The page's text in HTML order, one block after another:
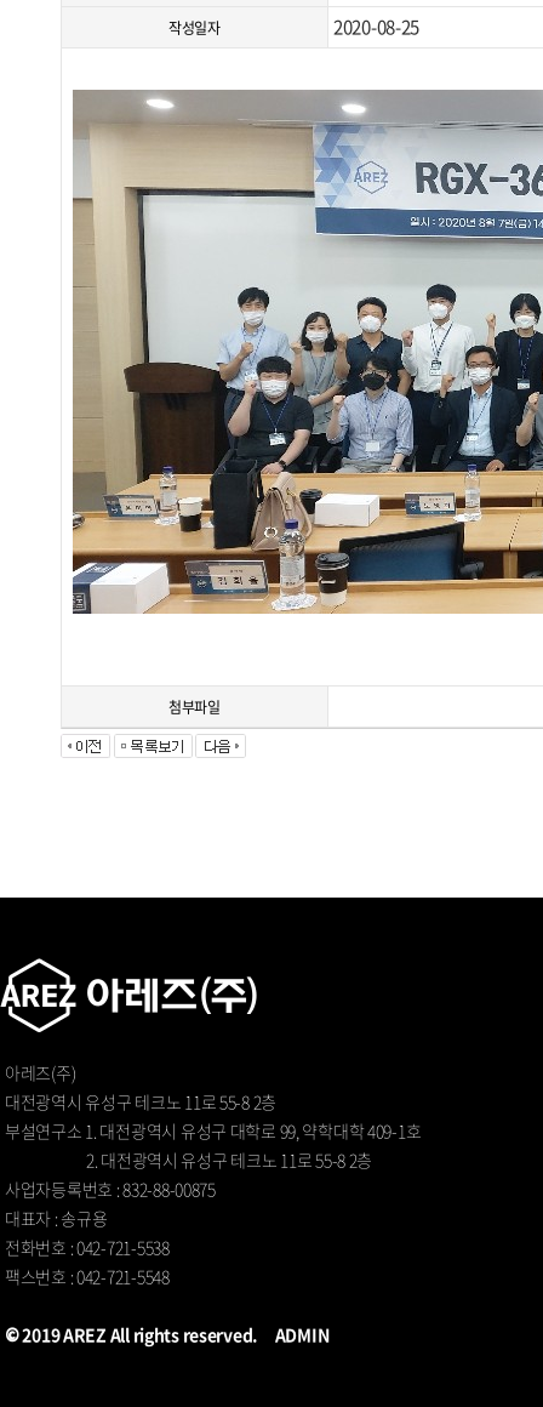
작성일자 2020-08-25
첨부파일
아레즈(주)
대전광역시 유성구 테크노 11로 55-8 2층
부설연구소 1. 대전광역시 유성구 대학로 99, 약학대학 409-1호
2. 대전광역시 유성구 테크노 11로 55-8 2층
사업자등록번호 : 832-88-00875
대표자 : 송규용
전화번호 : 042-721-5538
팩스번호 : 042-721-5548
© 2019 AREZ All rights reserved. ADMIN